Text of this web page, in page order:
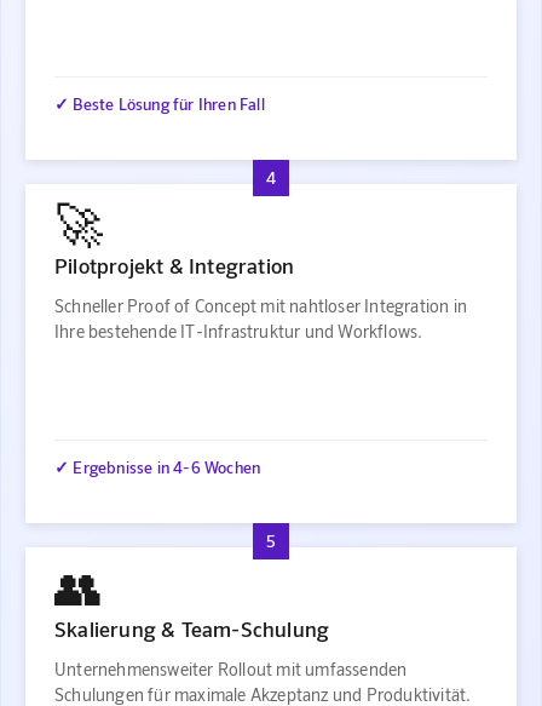
✓ Beste Lösung für Ihren Fall
4
🚀
Pilotprojekt & Integration
Schneller Proof of Concept mit nahtloser Integration in
Ihre bestehende IT-Infrastruktur und Workflows.
✓ Ergebnisse in 4-6 Wochen
5
👥
Skalierung & Team-Schulung
Unternehmensweiter Rollout mit umfassenden
Schulungen für maximale Akzeptanz und Produktivität.